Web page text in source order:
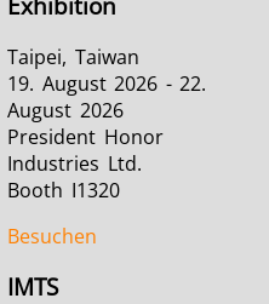
Taipei, Taiwan
19. August 2026 - 22.
August 2026
President Honor
Industries Ltd.
Booth I1320
Besuchen
IMTS